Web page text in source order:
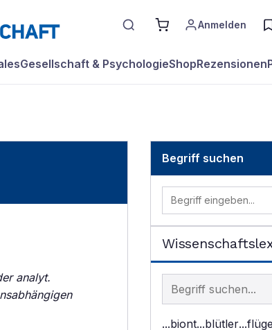
Anmelden
Gesellschaft & PsychologieShopRezensionen
analyt.
Begriff suchen
Begriff im Lexikon
...biont...blütler